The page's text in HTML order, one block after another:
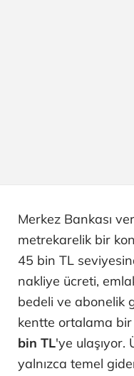
Merkez Bankası
metrekarelik bir
45 bin TL
nakliye ücreti,
bedeli ve abonelik
kentte ortalama bir
bin TL'ye ulaşıyor.
yalnızca temel